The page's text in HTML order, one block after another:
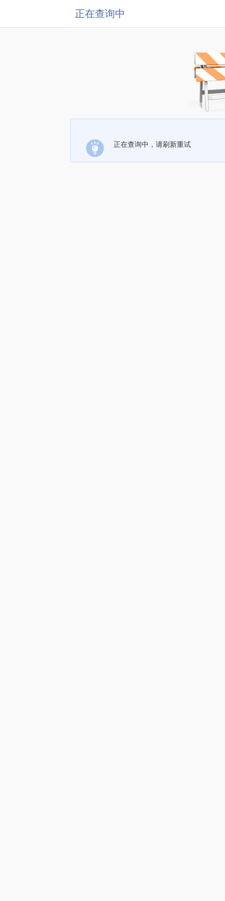
正在查询中
正在查询中，请刷新重试